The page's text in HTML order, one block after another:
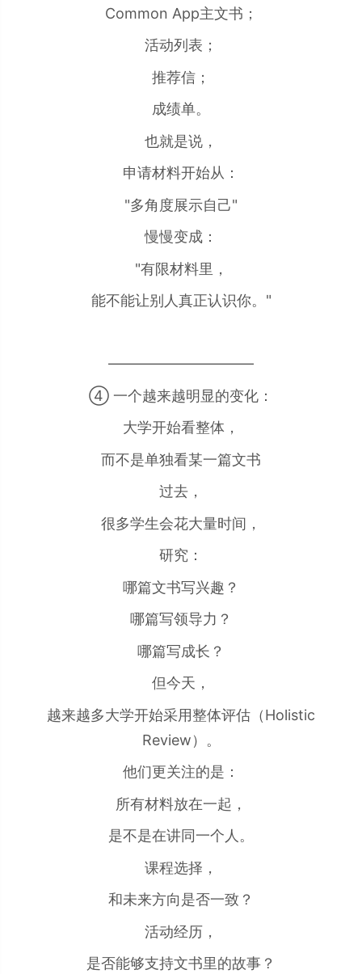
Common App主文书；
活动列表；
推荐信；
成绩单。
也就是说，
申请材料开始从：
"多角度展示自己"
慢慢变成：
"有限材料里，
能不能让别人真正认识你。"
——————————
④ 一个越来越明显的变化：
大学开始看整体，
而不是单独看某一篇文书
过去，
很多学生会花大量时间，
研究：
哪篇文书写兴趣？
哪篇写领导力？
哪篇写成长？
但今天，
越来越多大学开始采用整体评估（Holistic
Review）。
他们更关注的是：
所有材料放在一起，
是不是在讲同一个人。
课程选择，
和未来方向是否一致？
活动经历，
是否能够支持文书里的故事？